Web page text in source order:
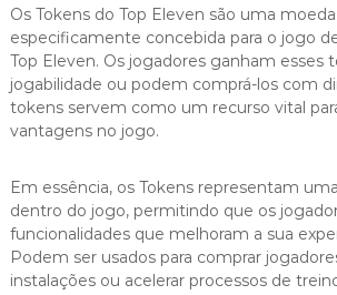
Os Tokens do Top Eleven são uma
especificamente concebida para o jogo
Top Eleven. Os jogadores ganham esses
jogabilidade ou podem comprá-los com
tokens servem como um recurso vital
vantagens no jogo.
Em essência, os Tokens representam
dentro do jogo, permitindo que os
funcionalidades que melhoram a sua
Podem ser usados para comprar
instalações ou acelerar processos de